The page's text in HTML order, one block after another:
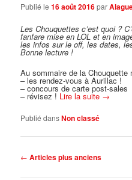
Publié le16 août 2016par
Les Chouquettes c’est quoi ?
fanfare mise en LOL et en
les infos sur le off, les dates,
Bonne lecture !
Au sommaire de la Chouquette
– les rendez-vous à Aurillac !
– concours de carte post-sales
– révisez ! Lire la suite →
Publié dansNon classé
Navigation
des
← Articles plus anciens